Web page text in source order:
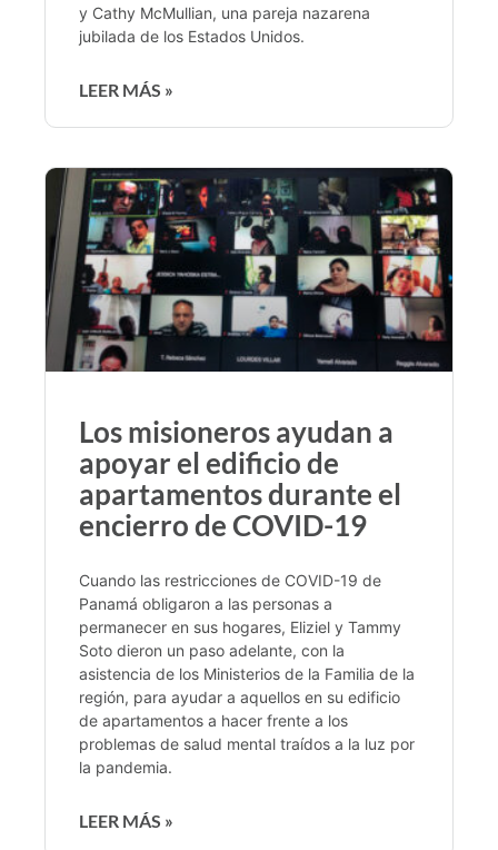
y Cathy McMullian, una pareja nazarena
jubilada de los Estados Unidos.
LEER MÁS »
Los misioneros ayudan a
apoyar el edificio de
apartamentos durante el
encierro de COVID-19
Cuando las restricciones de COVID-19 de
Panamá obligaron a las personas a
permanecer en sus hogares, Eliziel y Tammy
Soto dieron un paso adelante, con la
asistencia de los Ministerios de la Familia de la
región, para ayudar a aquellos en su edificio
de apartamentos a hacer frente a los
problemas de salud mental traídos a la luz por
la pandemia.
LEER MÁS »